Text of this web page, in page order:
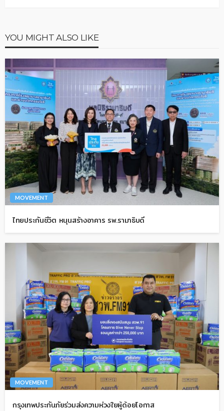
YOU MIGHT ALSO LIKE
MOVEMENT
ไทยประกันชีวิต หนุนสร้างอาคาร รพ.รามาธิบดี
MOVEMENT
กรุงเทพประกันภัยร่วมส่งความห่วงใยผู้ด้อยโอกาส